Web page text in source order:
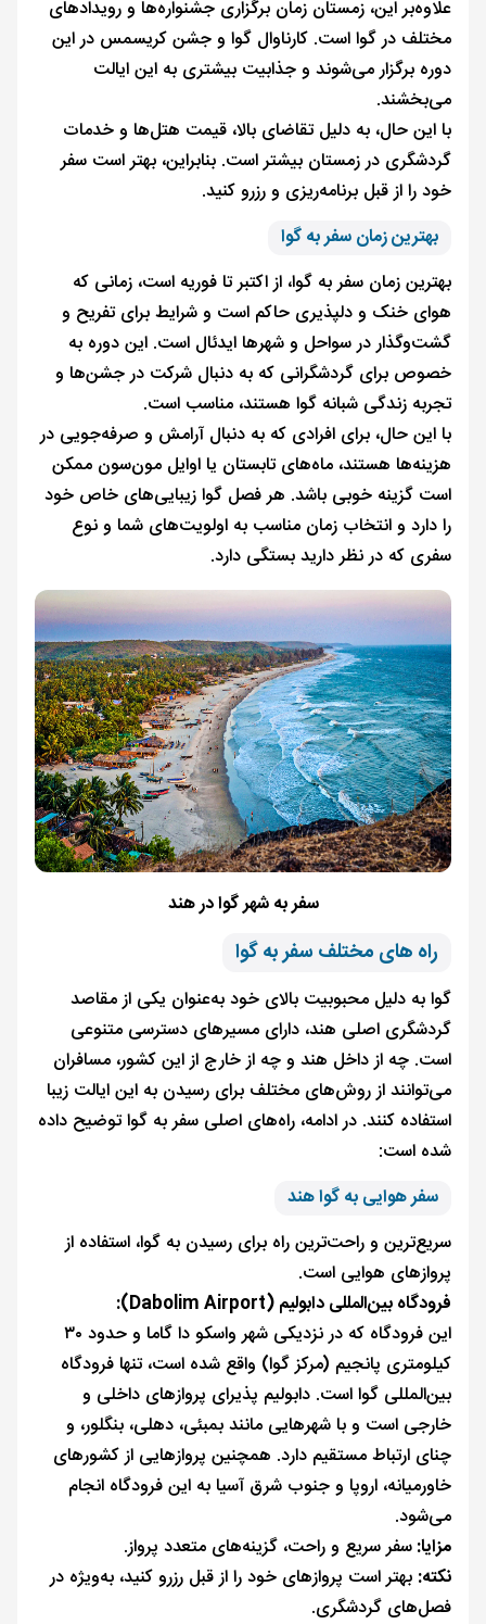
علاوه‌بر این، زمستان زمان برگزاری جشنواره‌ها و رویدادهای
مختلف در گوا است. کارناوال گوا و جشن کریسمس در این
دوره برگزار می‌شوند و جذابیت بیشتری به این ایالت
می‌بخشند.
با این حال، به دلیل تقاضای بالا، قیمت هتل‌ها و خدمات
گردشگری در زمستان بیشتر است. بنابراین، بهتر است سفر
خود را از قبل برنامه‌ریزی و رزرو کنید.
بهترین زمان سفر به گوا
بهترین زمان سفر به گوا، از اکتبر تا فوریه است، زمانی که
هوای خنک و دلپذیری حاکم است و شرایط برای تفریح و
گشت‌وگذار در سواحل و شهرها ایدئال است. این دوره به
خصوص برای گردشگرانی که به دنبال شرکت در جشن‌ها و
تجربه زندگی شبانه گوا هستند، مناسب است.
با این حال، برای افرادی که به دنبال آرامش و صرفه‌جویی در
هزینه‌ها هستند، ماه‌های تابستان یا اوایل مون‌سون ممکن
است گزینه خوبی باشد. هر فصل گوا زیبایی‌های خاص خود
را دارد و انتخاب زمان مناسب به اولویت‌های شما و نوع
سفری که در نظر دارید بستگی دارد.
سفر به شهر گوا در هند
راه های مختلف سفر به گوا
گوا به دلیل محبوبیت بالای خود به‌عنوان یکی از مقاصد
گردشگری اصلی هند، دارای مسیرهای دسترسی متنوعی
است. چه از داخل هند و چه از خارج از این کشور، مسافران
می‌توانند از روش‌های مختلف برای رسیدن به این ایالت زیبا
استفاده کنند. در ادامه، راه‌های اصلی سفر به گوا توضیح داده
شده است:
سفر هوایی به گوا هند
سریع‌ترین و راحت‌ترین راه برای رسیدن به گوا، استفاده از
پروازهای هوایی است.
فرودگاه بین‌المللی دابولیم (Dabolim Airport):
این فرودگاه که در نزدیکی شهر واسکو دا گاما و حدود ۳۰
کیلومتری پانجیم (مرکز گوا) واقع شده است، تنها فرودگاه
بین‌المللی گوا است. دابولیم پذیرای پروازهای داخلی و
خارجی است و با شهرهایی مانند بمبئی، دهلی، بنگلور، و
چنای ارتباط مستقیم دارد. همچنین پروازهایی از کشورهای
خاورمیانه، اروپا و جنوب شرق آسیا به این فرودگاه انجام
می‌شود.
مزایا:سفر سریع و راحت، گزینه‌های متعدد پرواز.
نکته: بهتر است پروازهای خود را از قبل رزرو کنید، به‌ویژه در
فصل‌های گردشگری.